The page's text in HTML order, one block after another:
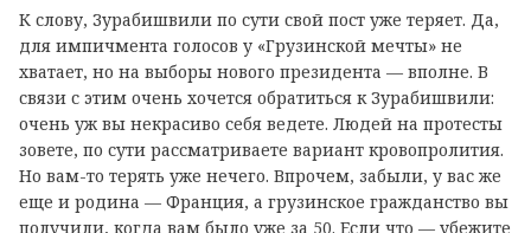
К слову, Зурабишвили по сути свой пост уже теряет. Да,
для импичмента голосов у «Грузинской мечты» не
хватает, но на выборы нового президента — вполне. В
связи с этим очень хочется обратиться к Зурабишвили:
очень уж вы некрасиво себя ведете. Людей на протесты
зовете, по сути рассматриваете вариант кровопролития.
Но вам-то терять уже нечего. Впрочем, забыли, у вас же
еще и родина — Франция, а грузинское гражданство вы
получили, когда вам было уже за 50. Если что — убежите